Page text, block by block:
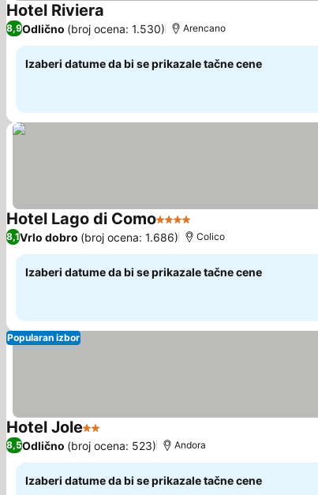
Hotel Riviera Pogledaj cene
8,9Odlično (broj ocena: 1.530) Arencano
Izaberi datume da bi se prikazale tačne cene
Hotel Lago di Como4 Zvezdice
8,1Vrlo dobro (broj ocena: 1.686) Colico
Izaberi datume da bi se prikazale tačne cene
Popularan izbor
Hotel Jole2 ZvezdicePogledaj cene
8,5Odlično (broj ocena: 523) Andora
Izaberi datume da bi se prikazale tačne cene